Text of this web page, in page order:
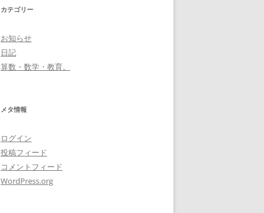
カテゴリー
お知らせ
日記
算数・数学・教育。
メタ情報
ログイン
投稿フィード
コメントフィード
WordPress.org